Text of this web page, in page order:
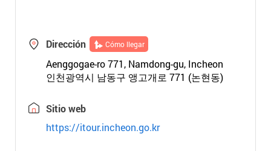
Dirección Cómo llegar
Aenggogae-ro 771, Namdong-gu, Incheon
인천광역시 남동구 앵고개로 771 (논현동)
Sitio web
https://itour.incheon.go.kr